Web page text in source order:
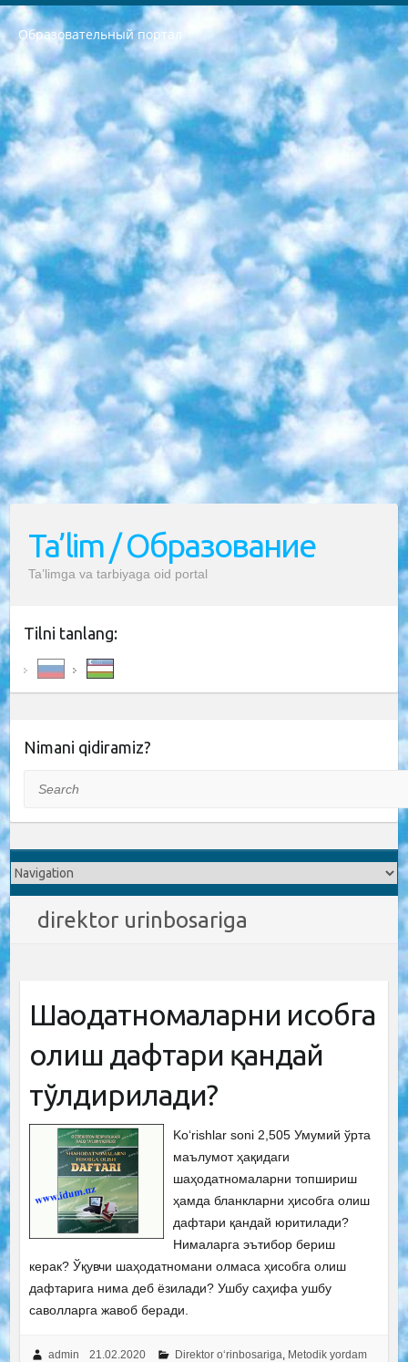
Образовательный портал
РЕСПУБЛИКА УЗБЕКИСТАН МИНИСТРЕРСТВО ДОШКОЛЬНОГО И ШКОЛЬНОГО ОБРАЗОВАНИЯ КОМАНДА в общеобразовательных учреждениях в 2023-2024 учебном году организация и проведение итоговой государственной аттестации обучающихся о Министра дошкольного и школьного образования Республики Узбекистан от 4 марта 2008 года (постановлением Минюста от 20 марта 2008 года № 1778 государственной регистрации) «Итоговое состояние учащихся общего среднего образования на основании положения об утверждении положения об аттестации общего среднего образования выпускной экзамен студентов в образовательных учреждениях в 2023-2024 учебном году В целях организации и прохождения аттестации приказываю: 1. Следующее: перечень предметов, по которым будет проводиться итоговая государственная аттестация и экзамен формы перевода согласно приложению 1; сертификаты международного образца, оценивающие уровень владения иностранными языками перечень согласно приложению 2; 2. Педагогический при специализированных образовательных учреждениях. научно-практический центр квалификации и международной оценки (Д.Давидова) 2024 г. До 25 марта: задания по предметам, по которым будет проводиться итоговая аттестация разработка и утверждение технических условий; итоговая аттестация на основании разработанного предметного задания разработка вопросов по предметам (устно и письменно), экзамен передача; общеобразовательные средние школы и специальные учебные заведения учащиеся выпускных классов школ и интернатов в агентской системе подготовка базы данных экзаменационных материалов и критериев оценки; перевод базы экзаменационных материалов на все языки обучения подать в Республиканский образовательный центр для изготовления; варианты экзаменов на основе разработанных контрольных материалов пусть будут поставлены задачи формирования. 3. Республиканский образовательный центр (Ш.Худайкулов) до 5 апреля 2024 года. до: база данных предоставленных экзаменационных материалов на все языки обучения перевод и экспертиза; для слепых, слабовидящих, глухих, слабослышащих и умственно отсталых детей учащиеся выпускных классов специализированных школ и школ-интернатов база данных экзаменационных материалов на всех преподаваемых языках подготовка критериев оценки; специализированные школы для умственно отсталых детей и технологии для учащихся выпускных классов школ-интернатов разработка соответствующих рекомендаций и критериев проведения ЕГЭ по естествознанию давать задания. 4. Педагогический при специализированных образовательных учреждениях. Научно-практический центр навыков и международной оценки (Д.Давидова), Республика образовательный центр (Худайкулов Ш.) итоговый государственный аттестационный экзамен ориентирован на творческое и логическое мышление при подготовке базы материалов учитывать введение заданий. 5. Следует отметить, что: сертификат государственного образца о знании общеобразовательного предмета и как минимум национальный уровень B1 по предметам на иностранных языках, указанным в Приложении 2. или международно признанный сертификат эквивалентного уровня студенты, изучающие определенный предмет, освобождаются от экзамена; по соответствующим предметам запланирована итоговая государственная аттестация за день до дня, путем жеребьевки Рабочей группой (в письменной форме по предметам, проводимым в форме) из числа сформированных вариантов выбрано 2 варианта; 2 выбранных варианта экзамена анонсированы на официальном сайте министерства и все выпускники по всей стране на основе этих вариантов проводит итоговую государственную аттестацию. 6. Государственное образование учащихся средних общеобразовательных учреждений. знания в соответствии с квалификационными требованиями, которые необходимо приобрести на основании стандартов итоговый (выпускной) контроль для 9 и 11 классов в целях тестирования Экзамены (далее – экзамены) состоят из предметов, перечисленных в приложении 1. будет сделано. 7. Экзамены пройдут с 26 мая по 15 июня 2024 г. (кроме науки физического воспитания). 8. Физическая для учащихся 9 классов общесредних образовательных учреждений. Экзамены по предмету «Образование, квалификация медицина» 1-6 мая 2024 года. сотрудники перевести под присмотр (с отклонениями в физическом или умственном развитии) специализированная школа для детей, школы-интернаты и со сколиозом школы-интернаты санаторного типа для больных детей исключены). 9. Он был слепым, слабовидящим и имел нарушения опорно-двигательного аппарата. экзамены в специализированных школах и интернатах для детей должны проводиться исходя из требований, предъявляемых к общеобразовательным учреждениям (физкультура кроме науки). 10. Специализированная школа для глухих и слабослышащих детей. и экзамены в интернатах и быть реализован в виде письменного теста по математике. 11. Специальность для умственно отсталых детей. Для 9 класса Родной язык и литературное письмо Государственный язык (язык обучения – узбекский). для неклассов) написано Математическое письмо Письменная/устная история Узбекистана Физическое воспитание практично Итоговый контроль Для 11 класса Написание родного языка и литературы (эссе) Математическое письмо Узбекский язык (обучение на узбекском языке) не посещающее общее среднее образование для учреждений)/Образовательное учреждение выбор письменный и устный Иностранный язык письменный/устный Письменная/устная история Узбекистана *По выбору студента:  Химия  Физика  Основы государственного права  География 10 бесплатных образовательных ресурсов - Мы составили подборку онлайн-проектов с интерактивными упражнениями, видеолекциями и статьями. Они помогут вам обрести новые и освежить старые знания бесплатно. 1. «ИНТУИТ» Старейшая образовательная площадка Рунета. Здесь вы найдёте сотни текстовых и видеокурсов на десятки различных тем — от программирования до психологии. Многие курсы подготовлены российскими университетами и крупными международными компаниями вроде Intel и Microsoft. Самостоятельное обучение бесплатное, но желающие могут оплатить услуги персональных наставников. 2. «Смартия» знакомит с актуальными профессиями и подсказывает, как им обучаться. Выбрав заинтересовавшую вас специальность — SMM-специалист, фотограф, веб-дизайнер или другую, — увидите список необходимых для неё умений. Чтобы вы могли освоить их самостоятельно, для каждого умения площадка отображает подборку ссылок на учебные материалы. Хотя «Смартия» ориентируется на русскоязычную аудиторию, часть контента всё же доступна только на английском. 3. «Лекторий Физтеха» Проект Московского физико-технического института (Физтеха). С его помощью вы можете смотреть онлайн серии лекций, записанные на видео в этом вузе. В числе доступных предметов — физика, биология, химия, информационные технологии и другие. К некоторым лекциям администрация ресурса прилагает готовые конспекты, которые можно скачивать в PDF-формате. 4. ITMOcourses Онлайн-площадка Санкт-Петербургского национального исследовательского университета информационных технологий, механики и оптики (ИТМО). Ресурс предоставляет свободный доступ к курсам, разработанным в этом вузе. Каталог материалов разбит на четыре категории: «Оптические системы и технологии», «Приборостроение и робототехника», «Информационные технологии» и «Биотехнологии». Курсы состоят из видеолекций, интерактивных демонстраций и заданий. 5. «КиберЛенинка» Электронная научная библиотека открытого доступа. Каталог площадки регулярно обрастает текстами статей из различных научных изданий. Сгруппированные по журналам и рубрикам публикации можно читать онлайн или скачивать целиком в PDF-формате. Проект нацелен на популяризацию науки за счёт открытого доступа к качественной информации. 6. «ПостНаука» На этом ресурсе публикуют подборки видеолекций, составленные экспертами из разных отраслей и объединённые общими темами. Среди них, к примеру, есть серии «Биоинформатика и геномика», «Культура средневековой Скандинавии» и Cinema Studies о теории кино. Каждая подборка лекций — логически связанная история, рассказанная экспертом от первого лица. Кроме того, на сайте появляются научно-образовательные статьи и тесты на разные темы. 7. «Newочём» Команда проекта «Newочём» отбирает самые интересные тексты из англоязычных СМИ и переводит те из них, за которые голосуют участники сообщества «ВКонтакте». По большей части это научно-популярные статьи. Редакторы придумывают лишь заголовки, в остальном содержание переводов соответствует оригиналам. Полные тексты можно читать прямо в социальной сети. 8. InternetUrok Онлайн-база материалов по основным дисциплинам школьной программы. Информация на сайте структурирована по классам, предметам и темам (урокам). Каждый урок состоит из видеолекций и конспектов. Есть также интерактивные тренажёры и тесты для закрепления пройденного материала. Даже если вы давно окончили школу, возможность повторить программу старших классов всегда может пригодиться. 9. Edutainme Ещё один ресурс об образовании. В отличие от Newtonew, как мне кажется, Edutainme больше ориентируется на представителей индустрии: педагогов, предпринимателей, разработчиков образовательных проектов. Но и любой, кто просто стремится к саморазвитию, найдёт на сайте много полезного и интересного для себя. Например, информацию о новых курсах и образовательных сервисах. 10. Newtonew Онлайн-медиа об образовании и обучении в широком смысле. Авторы Newtonew пишут об инструментах, заведениях, тактиках и стратегиях, которые помогают учить других и получать новые знания самостоятельно. На этой площадке вы найдёте новости, обзоры, аналитические мат
Ta’lim / Образование
Ta’limga va tarbiyaga oid portal
Tilni tanlang:
Nimani qidiramiz?
direktor urinbosariga
Шаҳодатномаларни ҳисобга
олиш дафтари қандай
тўлдирилади?
Ko‘rishlar soni 2,505 Умумий ўрта
маълумот ҳақидаги
шаҳодатномаларни топшириш
ҳамда бланкларни ҳисобга олиш
дафтари қандай юритилади?
Нималарга эътибор бериш
керак? Ўқувчи шаҳодатномани олмаса ҳисобга олиш
дафтарига нима деб ёзилади? Ушбу саҳифа ушбу
саволларга жавоб беради.
admin 21.02.2020 Direktor o‘rinbosariga, Metodik yordam